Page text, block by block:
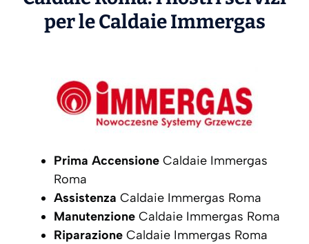
per le CaldaieImmergas
Prima Accensione Caldaie Immergas
Roma
Assistenza Caldaie Immergas Roma
Manutenzione Caldaie Immergas Roma
Riparazione Caldaie Immergas Roma